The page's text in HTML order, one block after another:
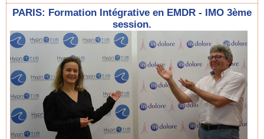
PARIS: Formation Intégrative en EMDR - IMO 3ème
session.